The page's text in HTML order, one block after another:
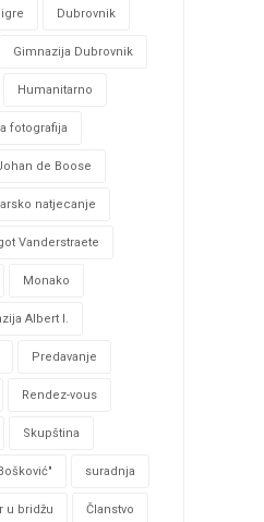
Dubrovnik
Gimnazija Dubrovnik
Humanitarno
fotografija
de Boose
natjecanje
Vanderstraete
Monako
Albert I.
Predavanje
Rendez-vous
Skupština
suradnja
u bridžu Članstvo